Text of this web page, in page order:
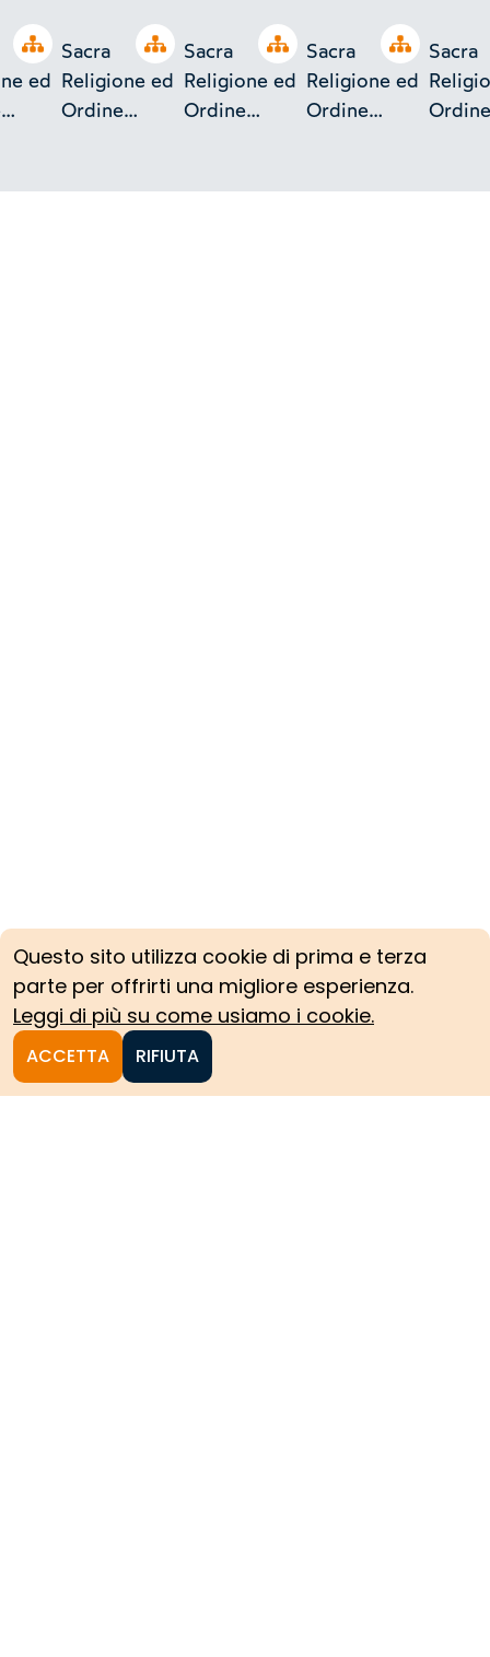
Questo sito utilizza cookie di prima e terza
parte per offrirti una migliore esperienza.
Leggi di più su come usiamo i cookie.
ACCETTA RIFIUTA
Open tree
ed
Open tree
Sacra
Religione ed
Ordine
e Lazzaro.
Open tree
Sacra
Religione ed
Ordine
e Lazzaro.
Open tree
Sacra
Religione ed
Ordine
e Lazzaro.
Sacra
Ordine
e